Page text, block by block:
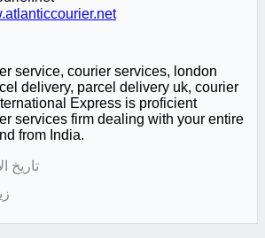
service, courier services, london
delivery, parcel delivery uk, courier
Express is proficient
services firm dealing with your entire
from India.
تاريخ